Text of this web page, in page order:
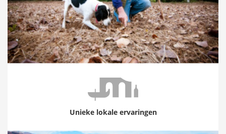
Unieke lokale ervaringen